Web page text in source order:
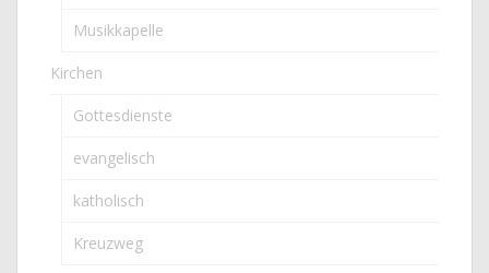
Musikkapelle
Kirchen
Gottesdienste
evangelisch
katholisch
Kreuzweg